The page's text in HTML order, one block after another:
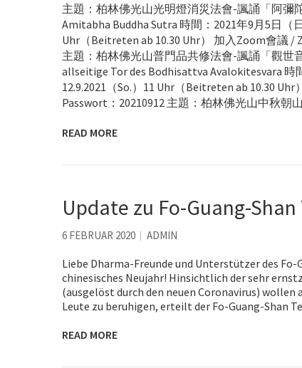
主題：柏林佛光山光明燈消災法會-諷誦「阿
Amitabha Buddha Sutra 時間：2021年9月5日（
Uhr（Beitreten ab 10.30 Uhr） 加入Zoom會議 /
主題：柏林佛光山普門品共修法會-諷誦「觀世
allseitige Tor des Bodhisattva Avalokitesvara 時
12.9.2021（So.）11 Uhr（Beitreten ab 10.30
Passwort：20210912 主題：柏林佛光山中秋朝
READ MORE
Update zu Fo-Guang-
6 FEBRUAR 2020 ADMIN
Liebe Dharma-Freunde und Unterstützer des
chinesisches Neujahr! Hinsichtlich der sehr
(ausgelöst durch den neuen Coronavirus)
Leute zu beruhigen, erteilt der Fo-Guang-Shan
READ MORE